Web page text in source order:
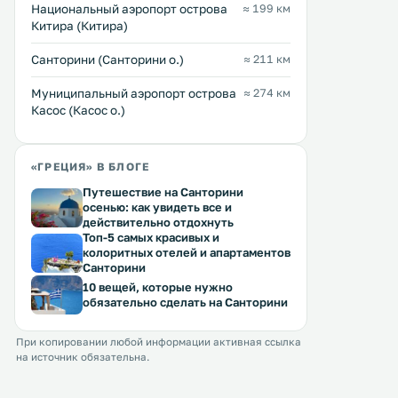
Национальный аэропорт острова
Китира (Китира)
≈ 199 км
Санторини (Санторини о.) ≈ 211 км
Муниципальный аэропорт острова
Касос (Касос о.)
≈ 274 км
«ГРЕЦИЯ» В БЛОГЕ
Путешествие на Санторини
осенью: как увидеть все и
действительно отдохнуть
Топ-5 самых красивых и
колоритных отелей и апартаментов
Санторини
10 вещей, которые нужно
обязательно сделать на Санторини
При копировании любой информации активная ссылка
на источник обязательна.